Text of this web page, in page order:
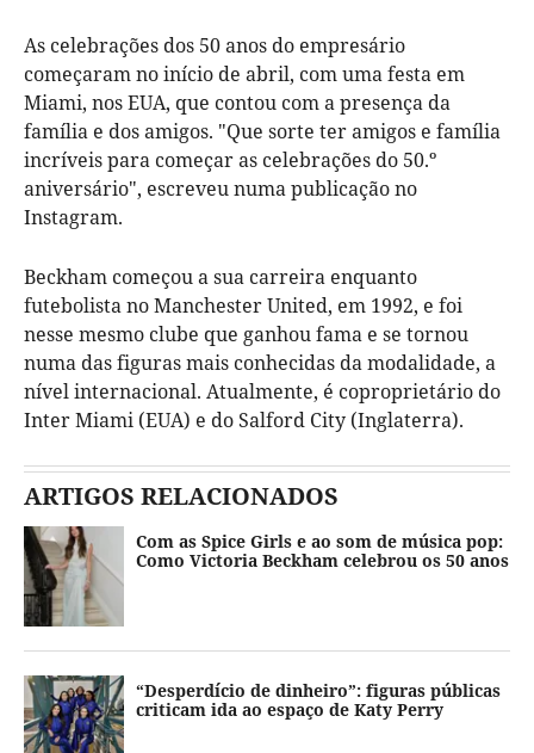
As celebrações dos 50 anos do empresário
começaram no início de abril, com uma festa em
Miami, nos EUA, que contou com a presença da
família e dos amigos. "Que sorte ter amigos e família
incríveis para começar as celebrações do 50.º
aniversário", escreveu numa publicação no
Instagram.
Beckham começou a sua carreira enquanto
futebolista no Manchester United, em 1992, e foi
nesse mesmo clube que ganhou fama e se tornou
numa das figuras mais conhecidas da modalidade, a
nível internacional. Atualmente, é coproprietário do
Inter Miami (EUA) e do Salford City (Inglaterra).
ARTIGOS RELACIONADOS
Com as Spice Girls e ao som de música pop:
Como Victoria Beckham celebrou os 50 anos
“Desperdício de dinheiro”: figuras públicas
criticam ida ao espaço de Katy Perry